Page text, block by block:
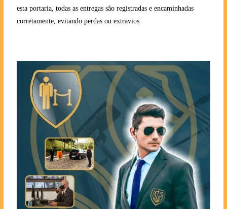
esta portaria, todas as entregas são registradas e encaminhadas
corretamente, evitando perdas ou extravios.